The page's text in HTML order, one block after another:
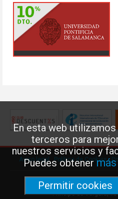
En esta web
terceros para
nuestros servicios y
Puedes obtener
Permitir cookies
Aviso legal·Política de Cookies·
Federación de Enseñanza de
Príncipe de Vergara, 13